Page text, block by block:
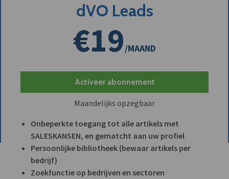
dVO Leads
€19/MAAND
Activeer abonnement
Maandelijks opzegbaar
Onbeperkte toegang tot alle artikels met
SALESKANSEN, en gematcht aan uw profiel
Persoonlijke bibliotheek (bewaar artikels per
bedrijf)
Zoekfunctie op bedrijven en sectoren